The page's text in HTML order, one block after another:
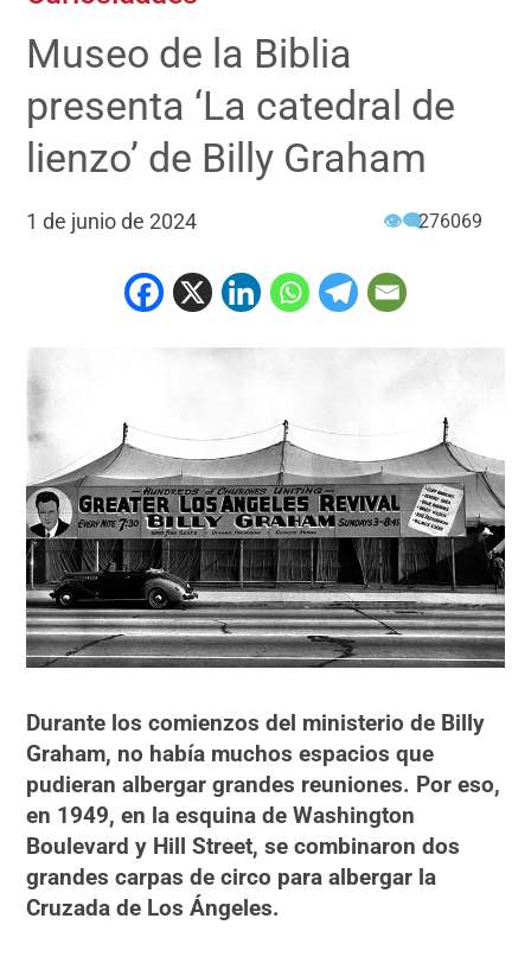
Museo de la Biblia
presenta ‘La catedral de
lienzo’ de Billy Graham
1 de junio de 2024 👁‍🗨276069
Durante los comienzos del ministerio de Billy
Graham, no había muchos espacios que
pudieran albergar grandes reuniones. Por eso,
en 1949, en la esquina de Washington
Boulevard y Hill Street, se combinaron dos
grandes carpas de circo para albergar la
Cruzada de Los Ángeles.